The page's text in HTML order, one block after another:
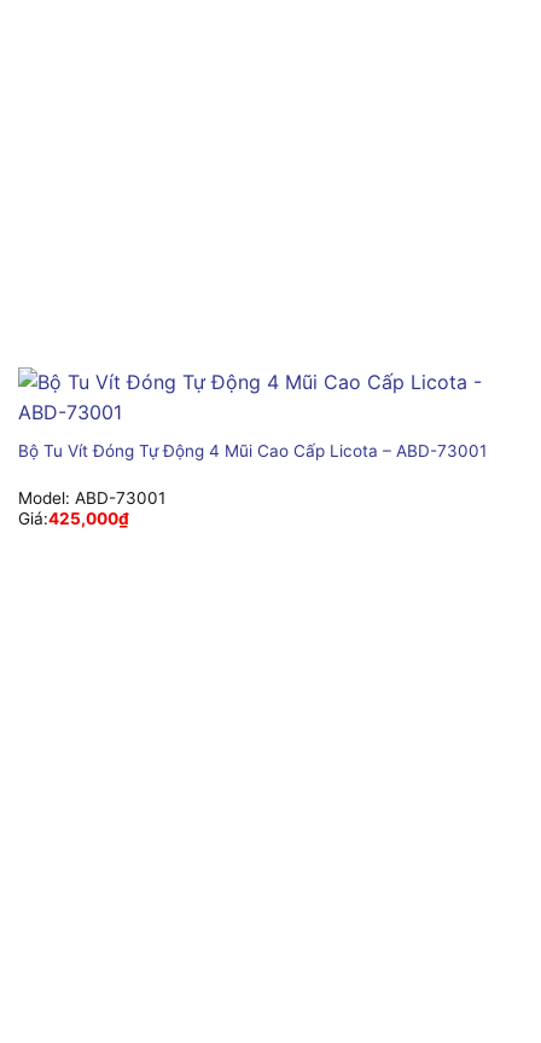
Bộ Tu Vít Đóng Tự Động 4 Mũi Cao Cấp Licota – ABD-73001
Model: ABD-73001
Giá:425,000₫